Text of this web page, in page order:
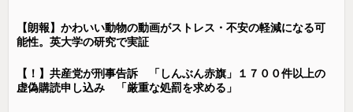
【朗報】かわいい動物の動画がストレス・不安の軽減になる可
能性。英大学の研究で実証
【！】共産党が刑事告訴 「しんぶん赤旗」１７００件以上の
虚偽購読申し込み 「厳重な処罰を求める」